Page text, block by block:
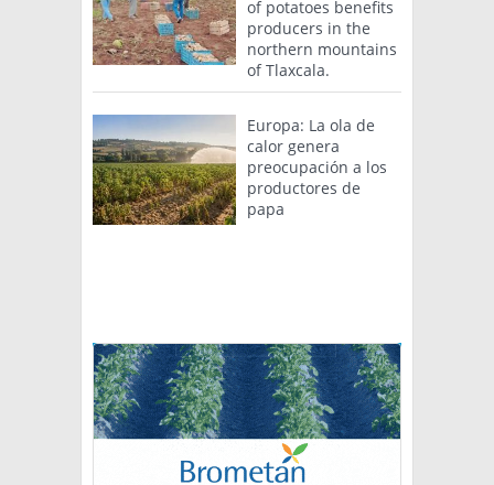
of potatoes benefits
producers in the
northern mountains
of Tlaxcala.
Europa: La ola de
calor genera
preocupación a los
productores de
papa